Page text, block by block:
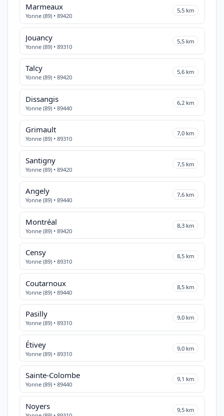
Marmeaux
Yonne (89) • 89420
5,5 km
Jouancy
Yonne (89) • 89310
5,5 km
Talcy
Yonne (89) • 89420
5,6 km
Dissangis
Yonne (89) • 89440
6,2 km
Grimault
Yonne (89) • 89310
7,0 km
Santigny
Yonne (89) • 89420
7,5 km
Angely
Yonne (89) • 89440
7,6 km
Montréal
Yonne (89) • 89420
8,3 km
Censy
Yonne (89) • 89310
8,5 km
Coutarnoux
Yonne (89) • 89440
8,5 km
Pasilly
Yonne (89) • 89310
9,0 km
Étivey
Yonne (89) • 89310
9,0 km
Sainte-Colombe
Yonne (89) • 89440
9,1 km
Noyers 9,5 km